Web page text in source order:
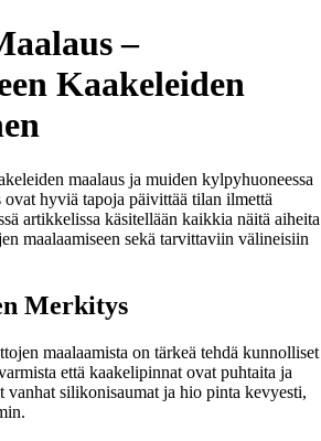
–
Kaakeleiden
maalaus ja muiden kylpyhuoneessa
ovat hyviä tapoja päivittää tilan ilmettä
artikkelissa käsitellään kaikkia näitä aiheita
maalaamiseen sekä tarvittaviin välineisiin
Merkitys
maalaamista on tärkeä tehdä kunnolliset
että kaakelipinnat ovat puhtaita ja
vanhat silikonisaumat ja hio pinta kevyesti,